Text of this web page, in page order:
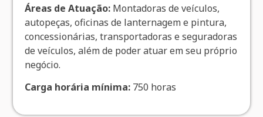
Áreas de Atuação: Montadoras de veículos,
autopeças, oficinas de lanternagem e pintura,
concessionárias, transportadoras e seguradoras
de veículos, além de poder atuar em seu próprio
negócio.
Carga horária mínima: 750 horas